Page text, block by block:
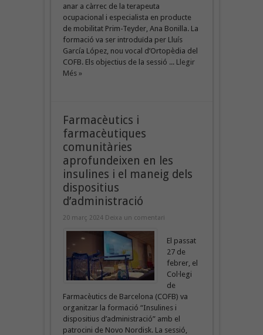
anar a càrrec de la terapeuta
ocupacional i especialista en producte
de mobilitat Prim-Teyder, Ana Bonilla. La
formació va ser introduïda per Lluís
García López, nou vocal d’Ortopèdia del
COFB. Els objectius de la sessió ... Llegir
Més »
Farmacèutics i
farmacèutiques
comunitàries
aprofundeixen en les
insulines i el maneig dels
dispositius
d’administració
20 març 2024 Deixa un comentari
El passat
27 de
febrer, el
Col·legi
de
Farmacèutics de Barcelona (COFB) va
organitzar la formació “Insulines i
dispositius d’administració” amb el
patrocini de Novo Nordisk. La sessió,